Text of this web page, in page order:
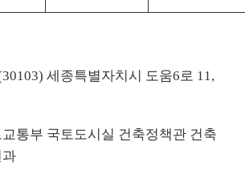
세종특별자치시 도움6로 11,
통부 국토도시실 건축정책관 건축
과